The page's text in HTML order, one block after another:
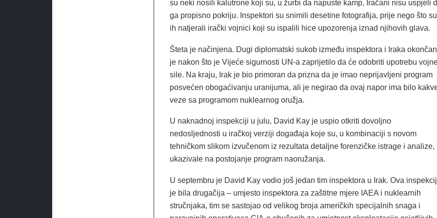
su neki nosili kalutrone koji su, u žurbi da napuste kamp, ​​Iračani nisu uspjeli
ga propisno pokriju. Inspektori su snimili desetine fotografija, prije nego što su
ih natjerali irački vojnici koji su ispalili hice upozorenja iznad njihovih glava.
Šteta je načinjena. Dugi diplomatski sukob između inspektora i Iraka okončan
je nakon što je Vijeće sigurnosti UN-a zaprijetilo da će odobriti upotrebu
sile. Na kraju, Irak je bio primoran da prizna da je imao neprijavljeni program
posvećen obogaćivanju uranijuma, ali je negirao da ovaj napor ima bilo
veze sa programom nuklearnog oružja.
U naknadnoj inspekciji u julu, David Kay je uspio otkriti dovoljno
nedosljednosti u iračkoj verziji događaja koje su, u kombinaciji s novom
tehničkom slikom izvučenom iz rezultata detaljne forenzičke istrage i analize,
ukazivale na postojanje program naoružanja.
U septembru je David Kay vodio još jedan tim inspektora u Irak. Ova
je bila drugačija – umjesto inspektora za zaštitne mjere IAEA i nuklearnih
stručnjaka, tim se sastojao od velikog broja američkih specijalnih snaga i